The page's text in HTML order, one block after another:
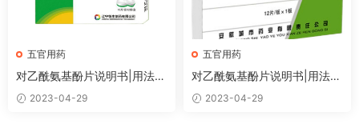
五官用药
对乙酰氨基酚片说明书|用法用
量|注意事项
2023-04-29
五官用药
对乙酰氨基酚片说明书|用法用
量|注意事项
2023-04-29